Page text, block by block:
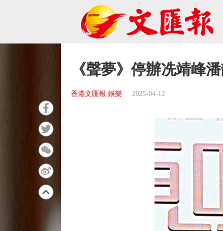
《聲夢》停辦冼靖峰
香港文匯報 娛樂 2025-04-12